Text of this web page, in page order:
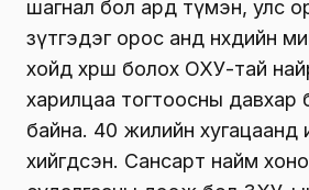
шагнал бол ард түмэн, улс
зүтгэдэг орос анд нөхдийн
хойд хөрш болох ОХУ-тай
харилцаа тогтоосны
байна. 40 жилийн хугацаанд
хийгдсэн. Сансарт найм